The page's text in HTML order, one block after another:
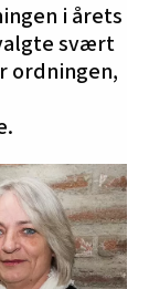
i årets
svært
ordningen,